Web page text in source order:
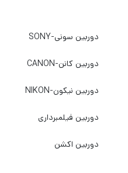
همچنین این
سانتیگراد است و
دوربین سونی-SONY
دوربین کانن-CANON
دوربین نیکون-NIKON
دوربین فیلمبرداری
دوربین اکشن